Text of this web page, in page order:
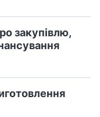
закупівлю,